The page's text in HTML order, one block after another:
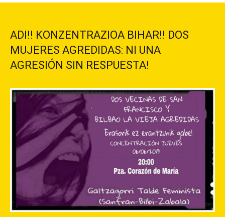
ADI!! KONZENTRAZIOA BIHAR!! DOS
MUJERES AGREDIDAS: NI UNA
AGRESIÓN SIN RESPUESTA!